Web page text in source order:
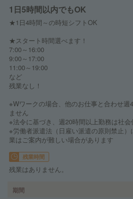
1日5時間以内でもOK
★1日4時間～の時短シフトOK
★スタート時間選べます！
7:00～16:00
9:00～17:00
11:00～19:00
など
残業なし！
※Wワークの場合、他のお仕事と合わせ週
ません
※法令に基づき、週20時間以上勤務は社
※労働者派遣法（日雇い派遣の原則禁止
業はご案内が難しい場合があります
残業時間
残業はありません。
期間